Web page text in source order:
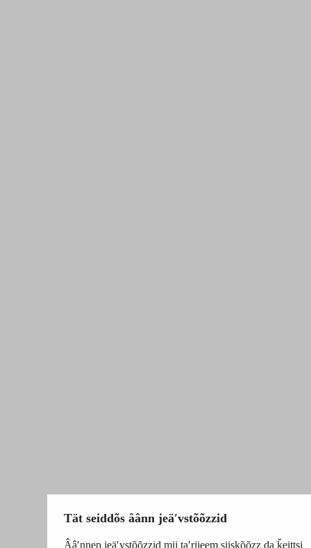
Tät seiddõs âânn jeäʹvstõõzzid
Ââʹnnep jeäʹvstõõzzid mij taʹrjjeem siiskõõzz da ǩeittsi